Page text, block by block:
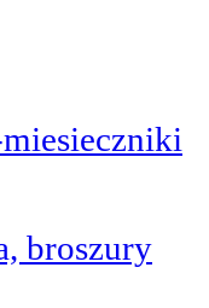
broszury